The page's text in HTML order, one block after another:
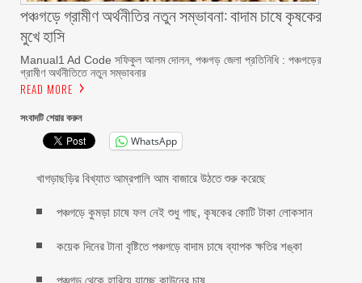
পঞ্চগড়ে গ্রামীণ অর্থনীতির নতুন সম্ভাবনা: বাদাম চাষে কৃষকের
মুখে হাসি
Manual1 Ad Code সফিকুল আলম দোলন, পঞ্চগড় জেলা প্রতিনিধি : পঞ্চগড়ের
গ্রামীণ অর্থনীতিতে নতুন সম্ভাবনার
READ MORE
সংবাদটি শেয়ার করুন
WhatsApp
খাগড়াছড়ির বিখ্যাত আম্রপালি আম বাজারে উঠতে শুরু করেছে
পঞ্চগড়ে কুমড়া চাষে ফল নেই শুধু গাছ, কৃষকের কোটি টাকা লোকসান
কয়েক দিনের টানা বৃষ্টিতে পঞ্চগড়ে বাদাম চাষে ব্যাপক ক্ষতির শঙ্কা
পঞ্চগড় থেকে হারিয়ে যাচ্ছে কাউনের চাষ